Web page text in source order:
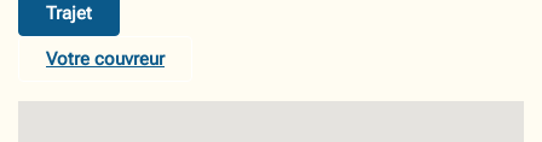
Trajet
Votre couvreur